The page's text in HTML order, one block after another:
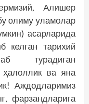
Алишер
олиму уламолар
асарларида
келган тарихий
турадиган
ва яна
Аждодларимиз
фарзандларига